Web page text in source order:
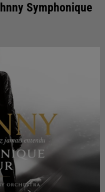
Symphonique